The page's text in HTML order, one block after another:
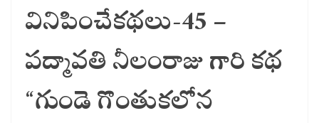
వినిపించేకథలు-45 –
పద్మావతి నీలంరాజు గారి కథ
“గుండె గొంతుకలోన